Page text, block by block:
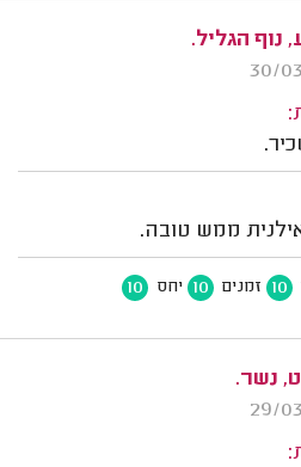
נוף הגליל.
ממש טובה.
10 זמנים 10 יחס 10
נשר.